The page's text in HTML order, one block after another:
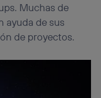
Muchas de
ayuda de sus
de proyectos.